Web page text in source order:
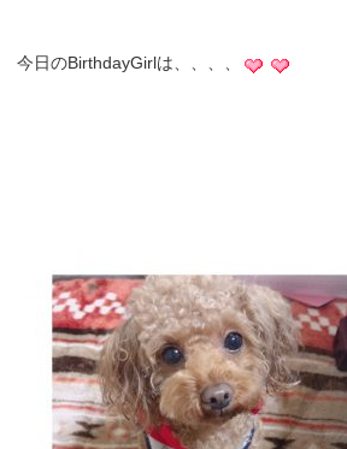
今日のBirthdayGirlは、、、、